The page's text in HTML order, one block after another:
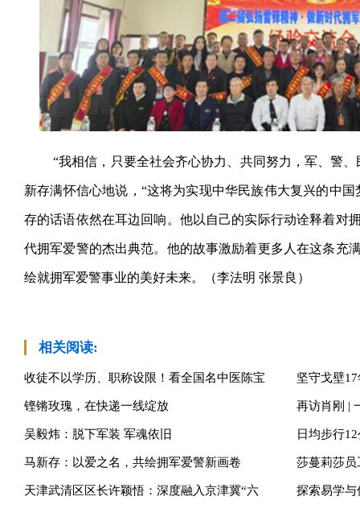
“我相信，只要全社会齐心协力、共同努力，军、警
新存满怀信心地说，“这将为实现中华民族伟大复兴的中
存的话语依然在耳边回响。他以自己的实际行动诠释着对
代拥军爱警的杰出典范。他的故事激励着更多人在这条充
绘就拥军爱警事业的美好未来。（李法明 张景良）
相关阅读:
收徒不以学历、职称设限！看全国名中医陈宝 坚守戈壁
铿锵玫瑰，在快递一线绽放 再访肖刚 |
吴毅炜：脱下军装 军魂依旧 日均步行
马新存：以爱之名，共绘拥军爱警新画卷 莎蔓莉莎
天津武清区区长许颖悟：深度融入京津冀“六 探索易学